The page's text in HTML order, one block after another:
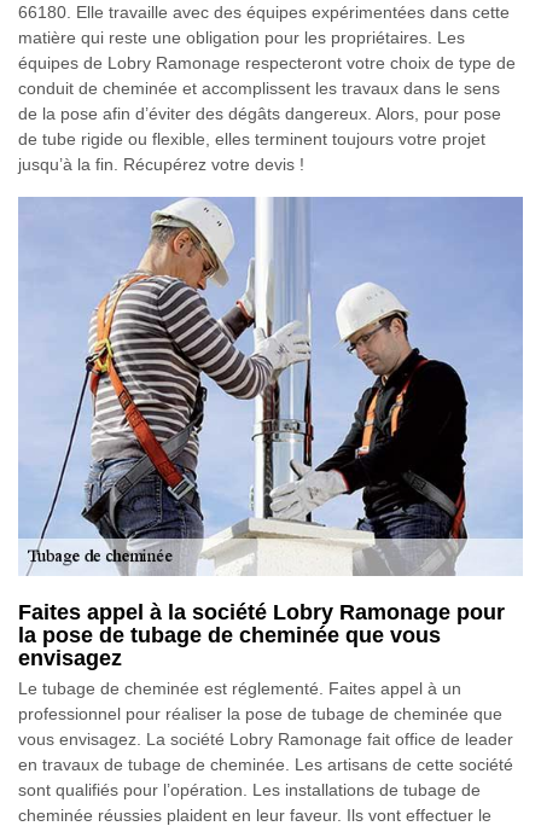
66180. Elle travaille avec des équipes expérimentées dans cette
matière qui reste une obligation pour les propriétaires. Les
équipes de Lobry Ramonage respecteront votre choix de type de
conduit de cheminée et accomplissent les travaux dans le sens
de la pose afin d’éviter des dégâts dangereux. Alors, pour pose
de tube rigide ou flexible, elles terminent toujours votre projet
jusqu’à la fin. Récupérez votre devis !
Faites appel à la société Lobry Ramonage pour
la pose de tubage de cheminée que vous
envisagez
Le tubage de cheminée est réglementé. Faites appel à un
professionnel pour réaliser la pose de tubage de cheminée que
vous envisagez. La société Lobry Ramonage fait office de leader
en travaux de tubage de cheminée. Les artisans de cette société
sont qualifiés pour l’opération. Les installations de tubage de
cheminée réussies plaident en leur faveur. Ils vont effectuer le